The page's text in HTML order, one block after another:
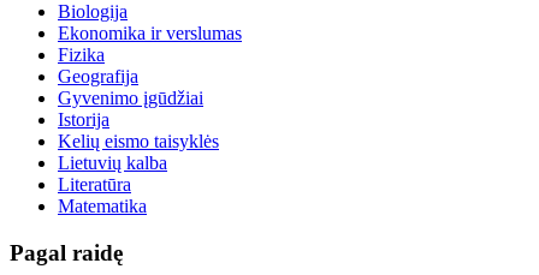
Biologija
Ekonomika ir verslumas
Fizika
Geografija
Gyvenimo įgūdžiai
Istorija
Kelių eismo taisyklės
Lietuvių kalba
Literatūra
Matematika
Pagal raidę